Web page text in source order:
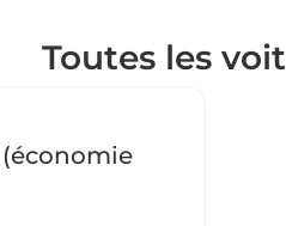
Toutes les